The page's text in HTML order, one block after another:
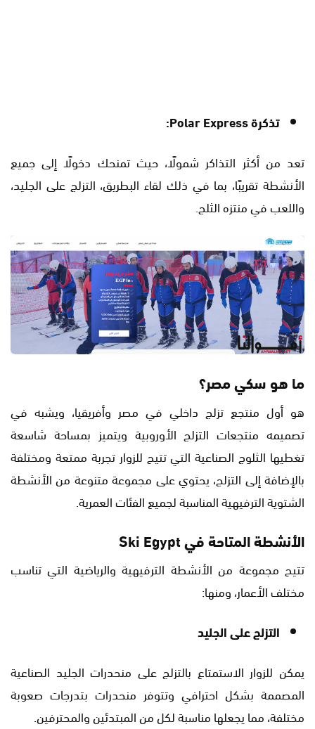
تذكرة Polar Express:
تعد من أكثر التذاكر شمولًا، حيث تمنحك دخولًا إلى جميع
الأنشطة تقريبًا، بما في ذلك لقاء البطريق، التزلج على الجليد،
واللعب في منتزه الثلج.
ما هو سكي مصر؟
هو أول منتجع تزلج داخلي في مصر وأفريقيا، ويشبه في
تصميمه منتجعات التزلج الأوروبية ويتميز بمساحة شاسعة
تغطيها الثلوج الصناعية التي تتيح للزوار تجربة ممتعة ومختلفة
بالإضافة إلى التزلج، يحتوي على مجموعة متنوعة من الأنشطة
الشتوية الترفيهية المناسبة لجميع الفئات العمرية.
الأنشطة المتاحة في‎Ski Egypt‎
تتيح مجموعة من الأنشطة الترفيهية والرياضية التي تناسب
مختلف الأعمار، ومنها:
التزلج على الجليد
يمكن للزوار الاستمتاع بالتزلج على منحدرات الجليد الصناعية
المصممة بشكل احترافي وتتوفر منحدرات بتدرجات صعوبة
مختلفة، مما يجعلها مناسبة لكل من المبتدئين والمحترفين.